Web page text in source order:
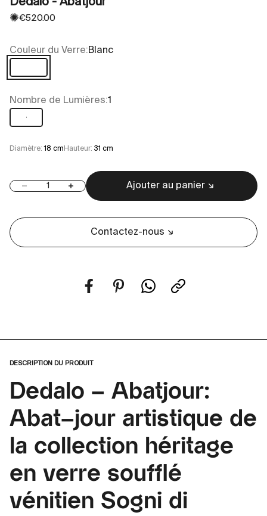
✺Prix de vente
€520.00
Couleur du Verre:Blanc
Blanc
Nombre de Lumières:1
1
Diamètre:18 cm Hauteur: 31 cm
Diminuer la quantitéAugmenter la quantitéAjouter au panier
Contactez-nous
DESCRIPTION DU PRODUIT
Dedalo – Abatjour:
Abat–jour artistique de
la collection héritage
en verre soufflé
vénitien Sogni di